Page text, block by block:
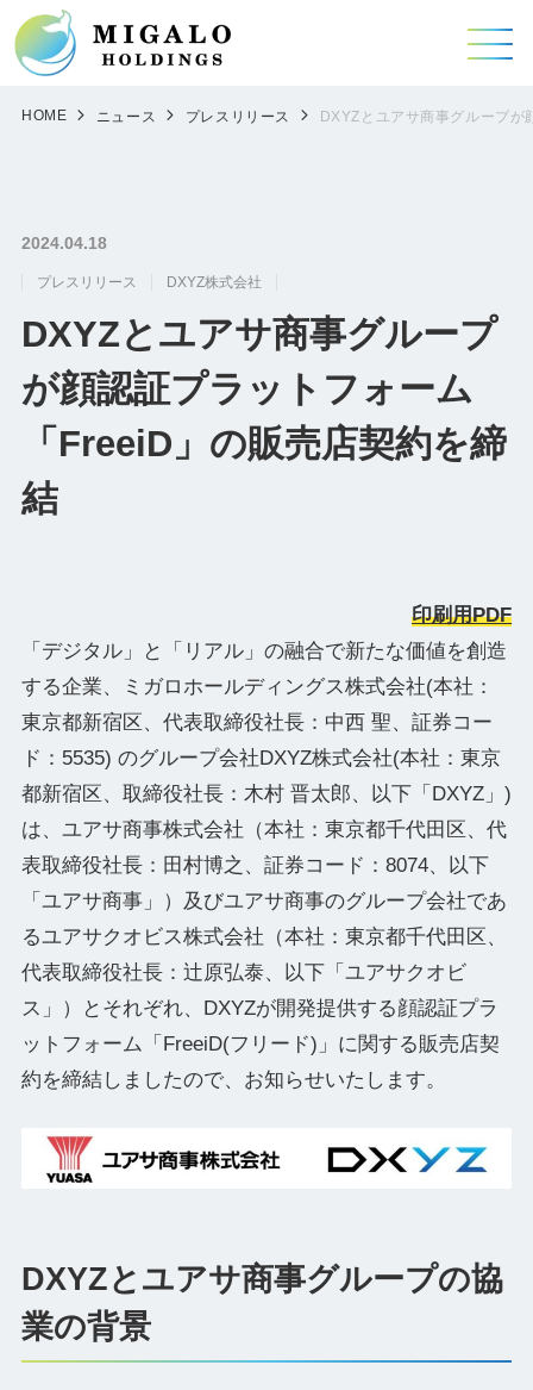
HOME ニュース プレスリリース DXYZとユアサ商事グループ
2024.04.18
プレスリリース DXYZ株式会社
DXYZとユアサ商事グループ
が顔認証プラットフォーム
「FreeiD」の販売店契約を締
結
印刷用PDF
「デジタル」と「リアル」の融合で新たな価値を創造
する企業、ミガロホールディングス株式会社(本社：
東京都新宿区、代表取締役社⻑：中⻄ 聖、証券コー
ド：5535) のグループ会社DXYZ株式会社(本社：東京
都新宿区、取締役社長：木村 晋太郎、以下「DXYZ」)
は、ユアサ商事株式会社（本社：東京都千代田区、代
表取締役社長：田村博之、証券コード：8074、以下
「ユアサ商事」）及びユアサ商事のグループ会社であ
るユアサクオビス株式会社（本社：東京都千代田区、
代表取締役社長：辻原弘泰、以下「ユアサクオビ
ス」）とそれぞれ、DXYZが開発提供する顔認証プラ
ットフォーム「FreeiD(フリード)」に関する販売店契
約を締結しましたので、お知らせいたします。
DXYZとユアサ商事グループの協
業の背景